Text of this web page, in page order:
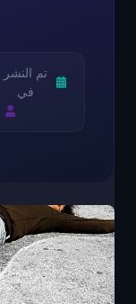
تم النشر
في